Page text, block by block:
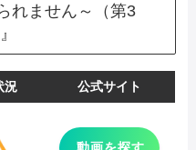
れません～（第3
況 公式サイト